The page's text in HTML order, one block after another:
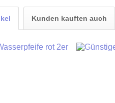
Kunden kauften auch